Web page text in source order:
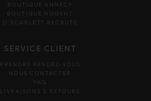
BOUTIQUE ANNECY
BOUTIQUE NOGENT
O’SCARLETT RECRUTE
SERVICE CLIENT
PRENDRE RENDEZ-VOUS
NOUS CONTACTER
FAQ
LIVRAISONS & RETOURS